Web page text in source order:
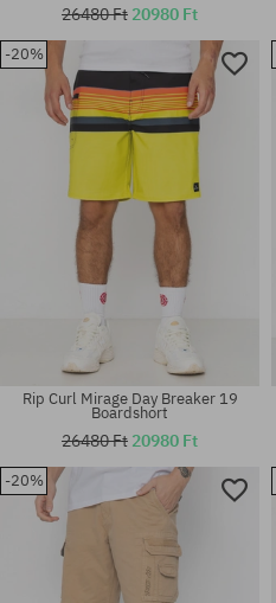
Elérhető méretek:
Elérhető méretek:
31; 32; 33; 34; 36
26480 Ft 20980 Ft
-20%
Rip Curl Mirage Day Breaker 19
Boardshort
26480 Ft 20980 Ft
-20%